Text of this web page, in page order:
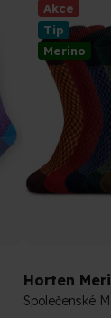
Akce
Tip
Merino
Horten
Společenské